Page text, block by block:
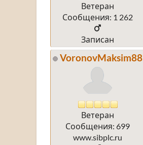
Ветеран
Сообщения: 1 262
Записан
VoronovMaksim88
Ветеран
Сообщения: 699
www.sibplc.ru